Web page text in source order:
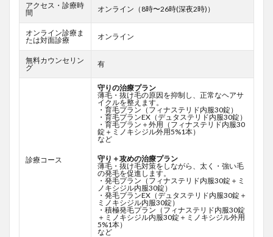
アクセス・診療時
間
オンライン（8時〜26時(深夜2時)）
オンライン診療ま
たは対面診療
オンライン
無料カウンセリン
グ
有
診療コース
守りの治療プラン
薄毛・抜け毛の原因を抑制し、正常なヘアサ
イクルを整えます。
・育毛プラン（フィナステリド内服30錠）
・育毛プランEX（デュタステリド内服30錠）
・育毛プラン＋外用（フィナステリド内服30
錠＋ミノキシジル外用5%1本）
など
守り＋攻めの治療プラン
薄毛・抜け毛対策をしながら、太く・強い毛
の発毛を促進します。
・発毛プラン（フィナステリド内服30錠＋ミ
ノキシジル内服30錠）
・発毛プランEX（デュタステリド内服30錠＋
ミノキシジル内服30錠）
・積極発毛プラン（フィナステリド内服30錠
＋ミノキシジル内服30錠＋ミノキシジル外用
5%1本）
など